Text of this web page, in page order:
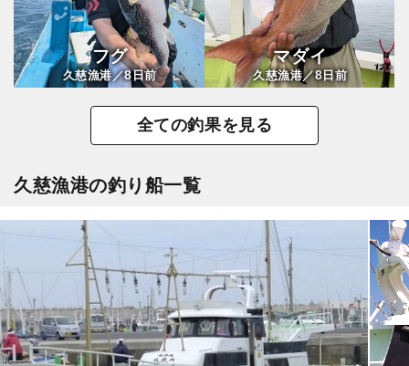
フグ
久慈漁港／8日前
マダイ
久慈漁港／8日前
全ての釣果を見る
久慈漁港の釣り船一覧